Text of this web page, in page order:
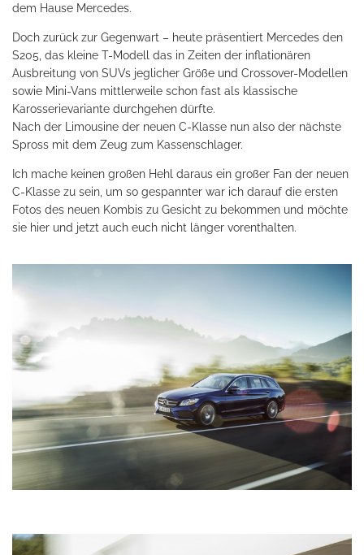
dem Hause Mercedes.
Doch zurück zur Gegenwart – heute präsentiert Mercedes den
S205, das kleine T-Modell das in Zeiten der inflationären
Ausbreitung von SUVs jeglicher Größe und Crossover-Modellen
sowie Mini-Vans mittlerweile schon fast als klassische
Karosserievariante durchgehen dürfte.
Nach der Limousine der neuen C-Klasse nun also der nächste
Spross mit dem Zeug zum Kassenschlager.
Ich mache keinen großen Hehl daraus ein großer Fan der neuen
C-Klasse zu sein, um so gespannter war ich darauf die ersten
Fotos des neuen Kombis zu Gesicht zu bekommen und möchte
sie hier und jetzt auch euch nicht länger vorenthalten.